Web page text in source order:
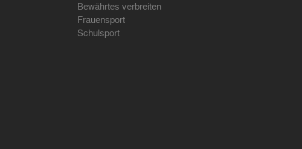
Bewährtes verbreiten
Frauensport
Schulsport